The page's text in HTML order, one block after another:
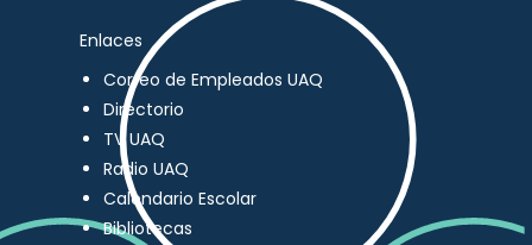
Enlaces
Correo de Empleados UAQ
Directorio
TV UAQ
Radio UAQ
Calendario Escolar
Bibliotecas